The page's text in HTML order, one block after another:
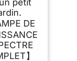
petit
DE
】